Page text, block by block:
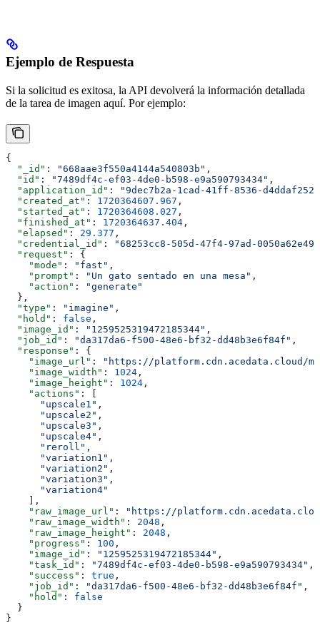
Ejemplo de Respuesta
Si la solicitud es exitosa, la API devolverá la información detallada
de la tarea de imagen aquí. Por ejemplo:
{
  "_id"
: "668aae3f550a4144a540803b" ,
  "id"
: "7489df4c-ef03-4de0-b598-e9a590793434" ,
  "application_id"
:
"9dec7b2a-1cad-41ff-8536-
  "created_at"
: 1720364607.967 ,
  "started_at"
: 1720364608.027 ,
  "finished_at"
: 1720364637.404 ,
  "elapsed"
: 29.377 ,
  "credential_id"
:
"68253cc8-505d-47f4-97ad-
  "request"
: {
    "mode"
: "fast" ,
    "prompt"
: "Un gato sentado en una mesa" ,
    "action"
:
"generate"
  },
  "type"
: "imagine" ,
  "hold"
: false ,
  "image_id"
: "1259525319472185344" ,
  "job_id"
: "da317da6-f500-48e6-bf32-dd48b3e6f84f" ,
  "response"
: {
    "image_url"
:
"https://platform.cdn.acedata.cloud/
    "image_width"
: 1024 ,
    "image_height"
: 1024 ,
    "actions"
: [
      "upscale1"
,
      "upscale2"
,
      "upscale3"
,
      "upscale4"
,
      "reroll"
,
      "variation1"
,
      "variation2"
,
      "variation3"
,
      "variation4"
    ],
    "raw_image_url"
:
"https://
    "raw_image_width"
: 2048 ,
    "raw_image_height"
: 2048 ,
    "progress"
: 100 ,
    "image_id"
: "1259525319472185344" ,
    "task_id"
: "7489df4c-ef03-4de0-b598-e9a590793434" ,
    "success"
: true ,
    "job_id"
: "da317da6-f500-48e6-bf32-dd48b3e6f84f" ,
    "hold"
: false
  }
}